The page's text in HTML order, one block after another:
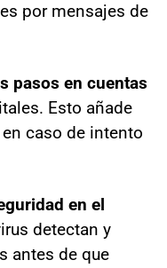
por mensajes de
pasos en cuentas
Esto añade
caso de intento
en el
detectan y
antes de que